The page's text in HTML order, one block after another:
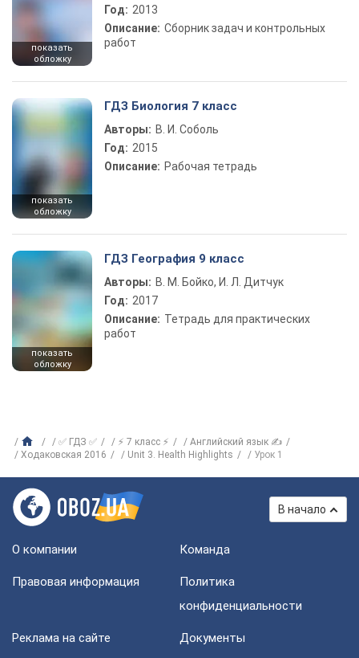
показать
обложку
Год: 2013
Описание: Сборник задач и контрольных
работ
показать
обложку
ГДЗ Биология 7 класс
Авторы: В. И. Соболь
Год: 2015
Описание: Рабочая тетрадь
показать
обложку
ГДЗ География 9 класс
Авторы: В. М. Бойко, И. Л. Дитчук
Год: 2017
Описание: Тетрадь для практических
работ
✅ ГДЗ ✅ ⚡ 7 класс ⚡
Английский язык ✍
Ходаковская 2016
Unit 3. Health Highlights Урок 1
В начало
О компании Команда
Правовая информация
Политика
конфиденциальности
Реклама на сайте Документы